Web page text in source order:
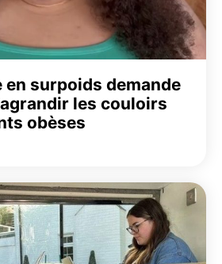
en surpoids demande
les couloirs
obèses